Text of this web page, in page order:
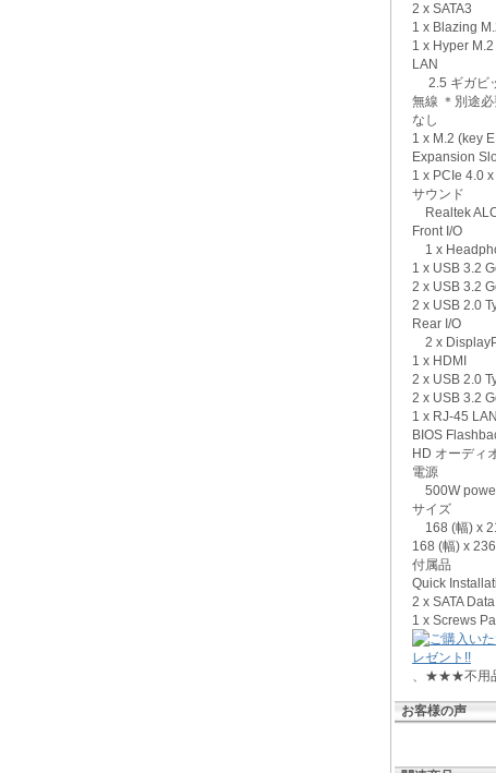
2 x SATA3
1 x Blazing
1 x Hyper
LAN
2.5 ギガビ
無線 ＊別途必
なし
1 x M.2 (key
Expansion
1 x PCIe 4.0 x
サウンド
Realtek
Front I/O
1 x
1 x USB 3.2
2 x USB 3.2
2 x USB 2.0
Rear I/O
2 x
1 x HDMI
2 x USB 2.0
2 x USB 3.2
1 x RJ-45
BIOS
HD オーディ
電源
500W
サイズ
168 (幅) x
168 (幅) x
付属品
Quick
2 x SATA
1 x Screws
、★★★不用
お客様の声